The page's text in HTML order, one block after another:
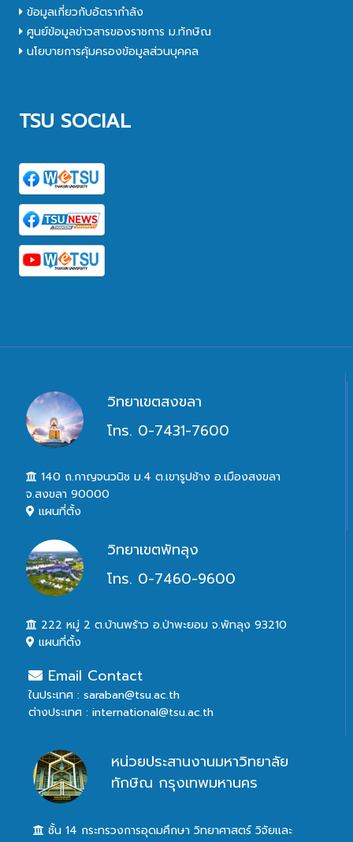
ข้อมูลเกี่ยวกับอัตรากำลัง
ศูนย์ข้อมูลข่าวสารของราชการ ม.ทักษิณ
นโยบายการคุ้มครองข้อมูลส่วนบุคคล
TSU SOCIAL
วิทยาเขตสงขลา
โทร. 0-7431-7600
140 ถ.กาญจนวนิช ม.4 ต.เขารูปช้าง อ.เมืองสงขลา
จ.สงขลา 90000
แผนที่ตั้ง
วิทยาเขตพัทลุง
โทร. 0-7460-9600
222 หมู่ 2 ต.บ้านพร้าว อ.ป่าพะยอม จ.พัทลุง 93210
แผนที่ตั้ง
Email Contact
ในประเทศ : saraban@tsu.ac.th
ต่างประเทศ : international@tsu.ac.th
หน่วยประสานงานมหาวิทยาลัย
ทักษิณ กรุงเทพมหานคร
ชั้น 14 กระทรวงการอุดมศึกษา วิทยาศาสตร์ วิจัยและ